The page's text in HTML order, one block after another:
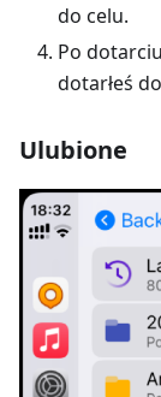
do celu.
Po
dotarłeś do
Ulubione